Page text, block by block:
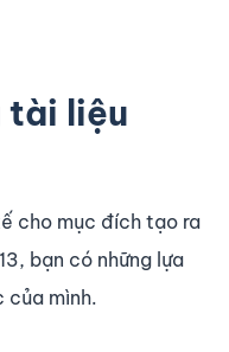
tài liệu
cho mục đích tạo ra
bạn có những lựa
của mình.